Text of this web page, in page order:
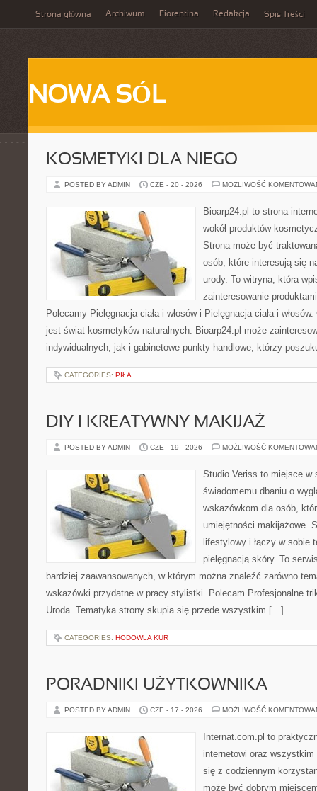
Strona główna Archiwum Fiorentina Redakcja Spis Treści
NOWA SÓL
KOSMETYKI DLA NIEGO
POSTED BY ADMIN CZE - 20 - 2026 MOŻLIWOŚĆ
Bioarp24.pl to strona
wokół produktów
Strona może być
osób, które interesują się
urody. To witryna, która
zainteresowanie
Polecamy Pielęgnacja ciała i włosów i Pielęgnacja ciała i
jest świat kosmetyków naturalnych. Bioarp24.pl może
indywidualnych, jak i gabinetowe punkty handlowe, którzy
CATEGORIES: PIŁA
DIY I KREATYWNY MAKIJAŻ
POSTED BY ADMIN CZE - 19 - 2026 MOŻLIWOŚĆ
Studio Veriss to miejsce w
świadomemu dbaniu o
wskazówkom dla osób,
umiejętności makijażowe.
lifestylowy i łączy w sobie
pielęgnacją skóry. To
bardziej zaawansowanych, w którym można znaleźć zarówno
wskazówki przydatne w pracy stylistki. Polecam Profesjonalne
Uroda. Tematyka strony skupia się przede wszystkim […]
CATEGORIES: HODOWLA KUR
PORADNIKI UŻYTKOWNIKA
POSTED BY ADMIN CZE - 17 - 2026 MOŻLIWOŚĆ
Internat.com.pl to
internetowi oraz
się z codziennym
może być dobrym